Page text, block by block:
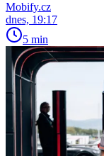
Mobify.cz
dnes, 19:17
5 min